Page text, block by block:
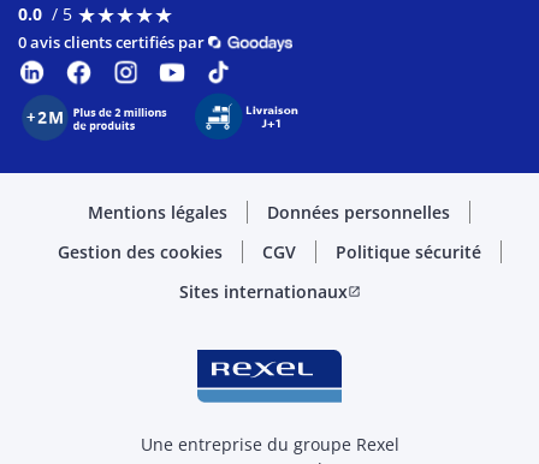
0.0 / 5 ★★★★★
★★★★★
0 avis clients certifiés par
Mentions légales
Données personnelles
Gestion des cookies
CGV
Politique sécurité
Sites internationauxopen_in_new
Une entreprise du groupe Rexel